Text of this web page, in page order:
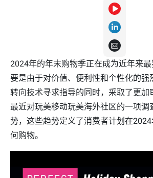
2024年的年末购物季正在成为近年来
要是由于对价值、便利性和个性化的强
转向技术寻求指导的同时，采取了更加
最近对玩美移动玩美海外社区的一项调
势，这些趋势定义了消费者计划在
何购物。